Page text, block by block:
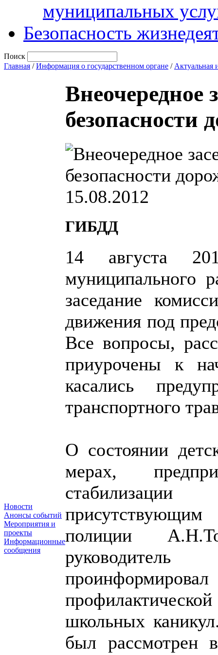
муниципальных
Безопасность
Поиск
Главная /Информация о государственном органе / Актуальная
Новости
Анонсы событий
Мероприятия и
проекты
Информационные
сообщения
Внеочередное
безопасности
15.08.2012
ГИБДД
14 августа
муниципального
заседание
движения под
Все вопросы,
приурочены к
касались
транспортного
О состоянии
мерах,
полиции
руководитель
школьных
был рассмотрен